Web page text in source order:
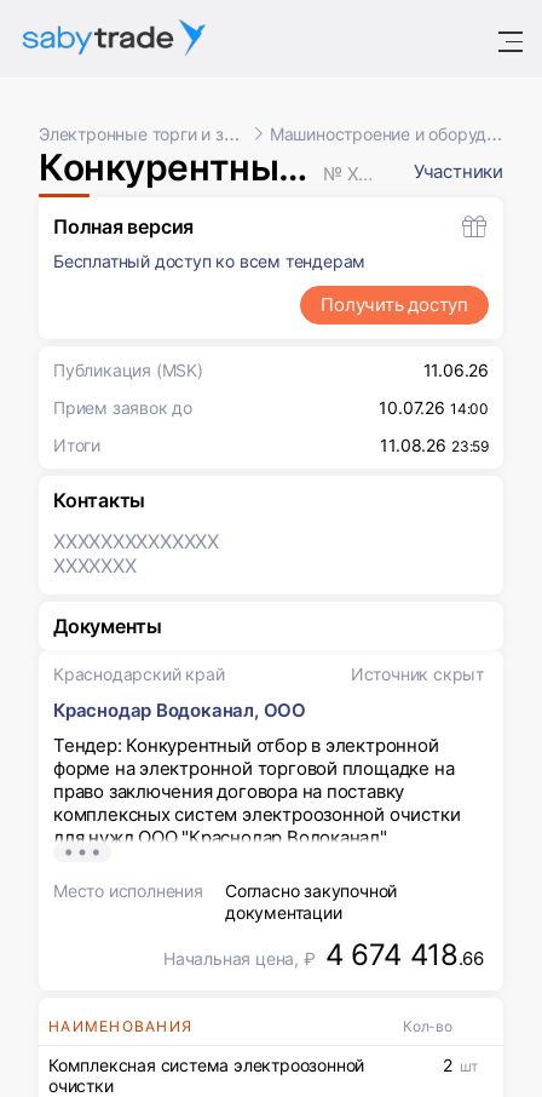
Электронные торги и закупки Машиностроение и оборудование
Конкурентный отбор (ЭТП) № XXXXXXX Участники
Краснодарский край Источник скрыт
Краснодар Водоканал, ООО
Тендер: Конкурентный отбор в электронной
форме на электронной торговой площадке на
право заключения договора на поставку
комплексных систем электроозонной очистки
для нужд ООО "Краснодар Водоканал",
проводимый не централизованно ООО
«Краснодар Водоканал».
Место исполнения
Согласно закупочной
документации
Начальная цена, ₽ 4 674 418.66
НАИМЕНОВАНИЯ Кол-во
Комплексная система электроозонной
очистки
2 шт
Полная версия
Бесплатный доступ ко всем тендерам
Получить доступ
Публикация (MSK)
11.06.26
Прием заявок до
10.07.26 14:00
Итоги 11.08.26 23:59
Контакты
XXXXXXXXXXXXXX
XXXXXXX
Документы